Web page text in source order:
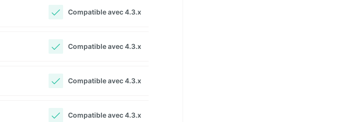
Compatible avec 4.3.x
Compatible avec 4.3.x
Compatible avec 4.3.x
Compatible avec 4.3.x